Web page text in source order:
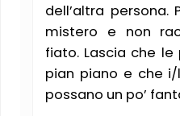
dell’altra persona.
mistero e non
fiato. Lascia che
pian piano e che
possano un po’